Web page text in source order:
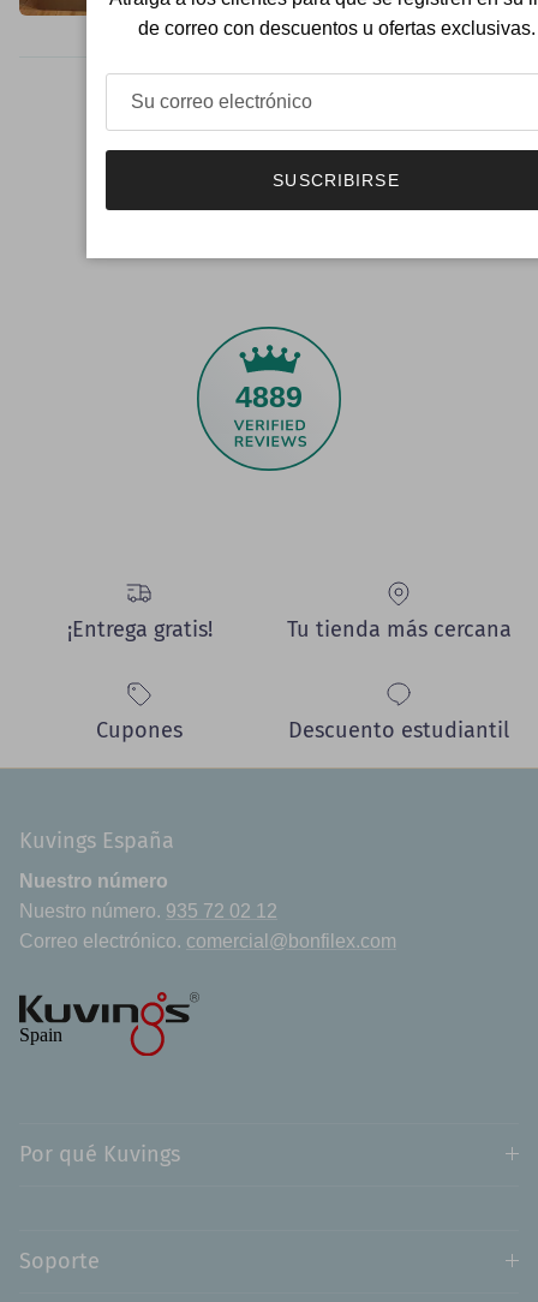
4889
¡Entrega gratis! Tu tienda más cercana
Cupones Descuento estudiantil
Kuvings España
Nuestro número
Nuestro número. 935 72 02 12
Correo electrónico. comercial@bonfilex.com
Por qué Kuvings
Soporte
de correo con descuentos u ofertas exclusivas.
SUSCRIBIRSE